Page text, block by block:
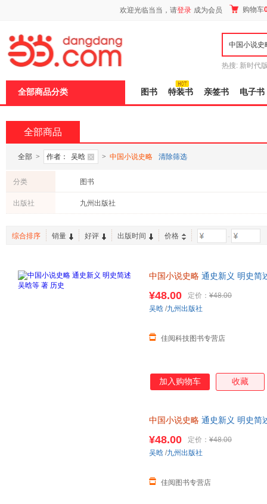
欢迎光临当当，请登录 成为会员 购物车
热搜: 新时代
全部商品分类 图书 特装书 亲签书 电子书
全部商品
全部 > 作者： 吴晗 > 中国小说史略 清除筛选
分类 图书
出版社 九州出版社
综合排序 销量 好评 出版时间 价格 -
中国小说史略 通史新义 明史简
¥48.00 定价： ¥48.00
佳阅科技图书专营店
吴晗 /九州出版社
加入购物车 收藏
中国小说史略 通史新义 明史简
¥48.00 定价： ¥48.00
佳阅图书专营店
吴晗 /九州出版社
页
加